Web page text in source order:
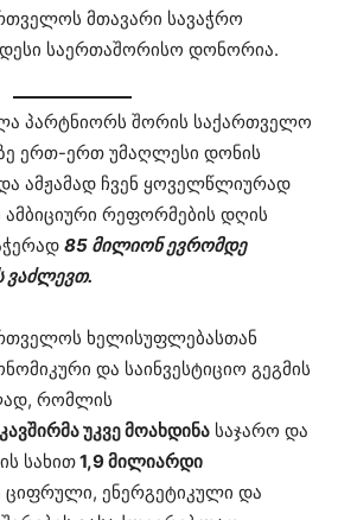
მთავარი სავაჭრო
საერთაშორისო დონორია.
პარტნიორს შორის საქართველო
ერთ-ერთ უმაღლესი დონის
ამჟამად ჩვენ ყოველწლიურად
რეფორმების დღის
85 მილიონ ევრომდე
ვაძლევთ.
ხელისუფლებასთან
და საინვესტიციო გეგმის
რომლის
უკვე მოახდინა საჯარო და
სახით1,9 მილიარდი
ციფრული, ენერგეტიკული და